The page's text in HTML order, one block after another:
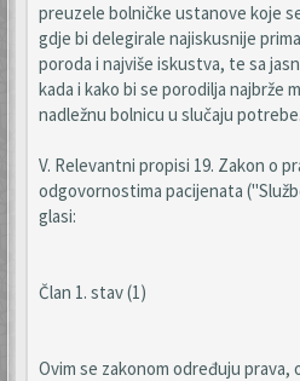
preuzele bolničke ustanove koje
gdje bi delegirale najiskusnije
poroda i najviše iskustva, te sa
kada i kako bi se porodilja najbrže
nadležnu bolnicu u slučaju potrebe.
V. Relevantni propisi 19. Zakon o
odgovornostima pacijenata
glasi:
Član 1. stav (1)
Ovim se zakonom određuju